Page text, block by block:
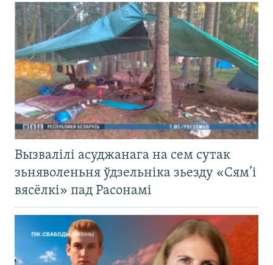
Вызвалілі асуджанага на сем сутак
зьняволеньня ўдзельніка зьезду «Сям’і
вясёлкі» пад Расонамі